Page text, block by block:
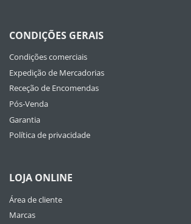
CONDIÇÕES GERAIS
Condições comerciais
Expedição de Mercadorias
Receção de Encomendas
Pós-Venda
Garantia
Política de privacidade
LOJA ONLINE
Área de cliente
Marcas